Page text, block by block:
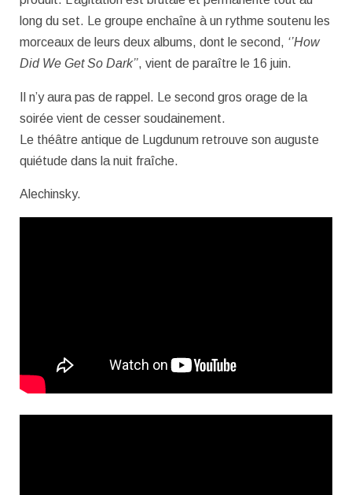
long du set. Le groupe enchaîne à un rythme soutenu les
morceaux de leurs deux albums, dont le second, ‘’How
Did We Get So Dark’’, vient de paraître le 16 juin.
Il n’y aura pas de rappel. Le second gros orage de la
soirée vient de cesser soudainement.
Le théâtre antique de Lugdunum retrouve son auguste
quiétude dans la nuit fraîche.
Alechinsky.